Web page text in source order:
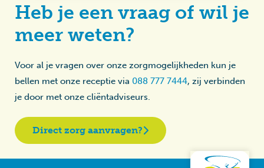
Heb je een vraag of wil je
meer weten?
Voor al je vragen over onze zorgmogelijkheden kun je
bellen met onze receptie via 088 777 7444, zij verbinden
je door met onze cliëntadviseurs.
Direct zorg aanvragen?